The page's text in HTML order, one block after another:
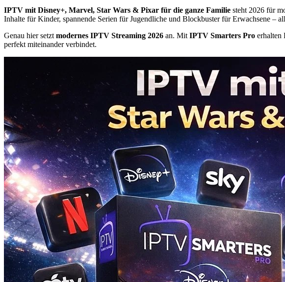
IPTV mit Disney+, Marvel, Star Wars & Pixar für die ganze Familie steht 2026 für
Inhalte für Kinder, spannende Serien für Jugendliche und Blockbuster für Erwachsene –
Genau hier setzt modernes IPTV Streaming 2026 an. Mit IPTV Smarters Pro erhalten
perfekt miteinander verbindet.